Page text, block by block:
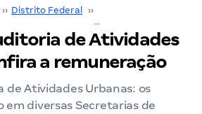
›› Distrito Federal ››
de Atividades
a remuneração
de Atividades Urbanas: os
em diversas Secretarias de